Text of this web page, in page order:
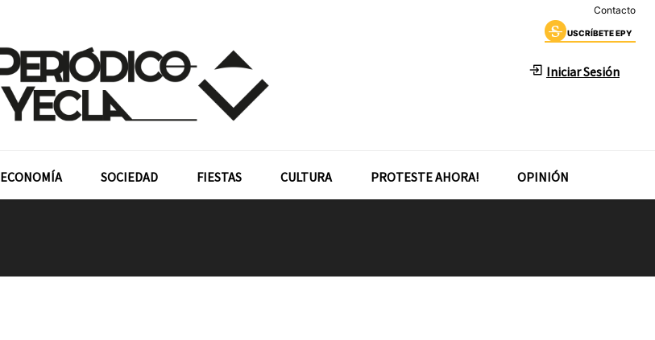
Contacto
USCRÍBETE EPY
Iniciar Sesión
ECONOMÍA SOCIEDAD FIESTAS CULTURA PROTESTE AHORA! OPINIÓN